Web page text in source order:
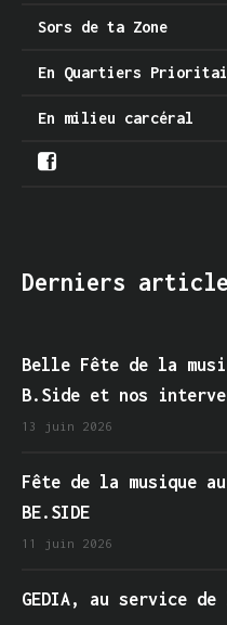
Sors de ta Zone
En Quartiers
En milieu carcéral
Derniers
Belle Fête de la
B.Side et nos
13 juin 2026
Fête de la musique
BE.SIDE
11 juin 2026
GEDIA, au service